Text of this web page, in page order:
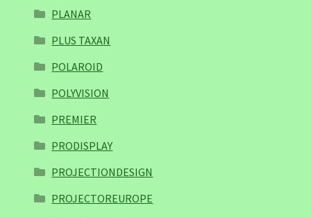
PLANAR
PLUS TAXAN
POLAROID
POLYVISION
PREMIER
PRODISPLAY
PROJECTIONDESIGN
PROJECTOREUROPE